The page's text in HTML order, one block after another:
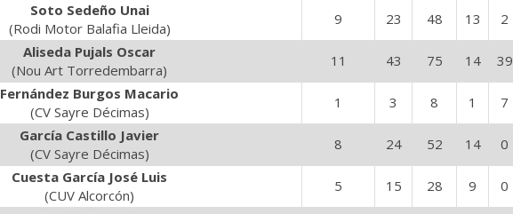
Soto Sedeño Unai
(Rodi Motor Balafia Lleida)
9 23 48 13 2
Aliseda Pujals Oscar
(Nou Art Torredembarra)
11 43 75 14 39
Fernández Burgos Macario
(CV Sayre Décimas)
1 3 8 1 7
García Castillo Javier
(CV Sayre Décimas)
8 24 52 14 0
Cuesta García José Luis
(CUV Alcorcón)
5 15 28 9 0